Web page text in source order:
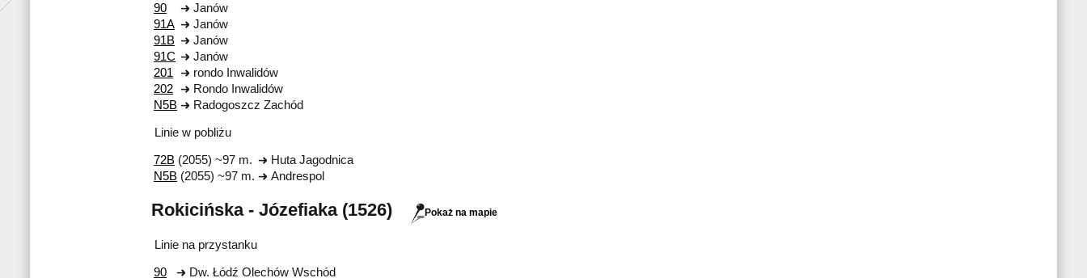
90
Janów
91A
Janów
91B
Janów
91C
Janów
201
rondo Inwalidów
202
Rondo Inwalidów
N5B
Radogoszcz Zachód
Linie w pobliżu
72B (2055) ~97 m.
Huta Jagodnica
N5B (2055) ~97 m. Andrespol
Rokicińska - Józefiaka (1526) Pokaż na mapie
Linie na przystanku
90 Dw. Łódź Olechów Wschód